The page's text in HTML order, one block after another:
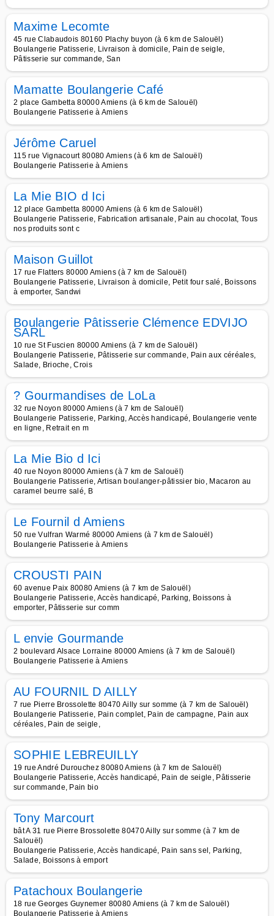
Maxime Lecomte
45 rue Clabaudois 80160 Plachy buyon (à 6 km de Salouël)
Boulangerie Patisserie, Livraison à domicile, Pain de seigle,
Pâtisserie sur commande, San
Mamatte Boulangerie Café
2 place Gambetta 80000 Amiens (à 6 km de Salouël)
Boulangerie Patisserie à Amiens
Jérôme Caruel
115 rue Vignacourt 80080 Amiens (à 6 km de Salouël)
Boulangerie Patisserie à Amiens
La Mie BIO d Ici
12 place Gambetta 80000 Amiens (à 6 km de Salouël)
Boulangerie Patisserie, Fabrication artisanale, Pain au chocolat, Tous
nos produits sont c
Maison Guillot
17 rue Flatters 80000 Amiens (à 7 km de Salouël)
Boulangerie Patisserie, Livraison à domicile, Petit four salé, Boissons
à emporter, Sandwi
Boulangerie Pâtisserie Clémence EDVIJO
SARL
10 rue St Fuscien 80000 Amiens (à 7 km de Salouël)
Boulangerie Patisserie, Pâtisserie sur commande, Pain aux céréales,
Salade, Brioche, Crois
? Gourmandises de LoLa
32 rue Noyon 80000 Amiens (à 7 km de Salouël)
Boulangerie Patisserie, Parking, Accès handicapé, Boulangerie vente
en ligne, Retrait en m
La Mie Bio d Ici
40 rue Noyon 80000 Amiens (à 7 km de Salouël)
Boulangerie Patisserie, Artisan boulanger-pâtissier bio, Macaron au
caramel beurre salé, B
Le Fournil d Amiens
50 rue Vulfran Warmé 80000 Amiens (à 7 km de Salouël)
Boulangerie Patisserie à Amiens
CROUSTI PAIN
60 avenue Paix 80080 Amiens (à 7 km de Salouël)
Boulangerie Patisserie, Accès handicapé, Parking, Boissons à
emporter, Pâtisserie sur comm
L envie Gourmande
2 boulevard Alsace Lorraine 80000 Amiens (à 7 km de Salouël)
Boulangerie Patisserie à Amiens
AU FOURNIL D AILLY
7 rue Pierre Brossolette 80470 Ailly sur somme (à 7 km de Salouël)
Boulangerie Patisserie, Pain complet, Pain de campagne, Pain aux
céréales, Pain de seigle,
SOPHIE LEBREUILLY
19 rue André Durouchez 80080 Amiens (à 7 km de Salouël)
Boulangerie Patisserie, Accès handicapé, Pain de seigle, Pâtisserie
sur commande, Pain bio
Tony Marcourt
bât A 31 rue Pierre Brossolette 80470 Ailly sur somme (à 7 km de
Salouël)
Boulangerie Patisserie, Accès handicapé, Pain sans sel, Parking,
Salade, Boissons à emport
Patachoux Boulangerie
18 rue Georges Guynemer 80080 Amiens (à 7 km de Salouël)
Boulangerie Patisserie à Amiens